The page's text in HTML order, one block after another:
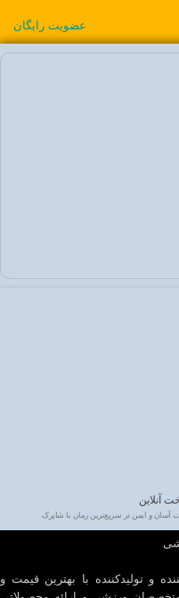
عضویت رایگان
آنلاین
آسان و ایمن در سریع‌ترین زمان با شاپرک
و تولیدکننده با بهترین قیمت و